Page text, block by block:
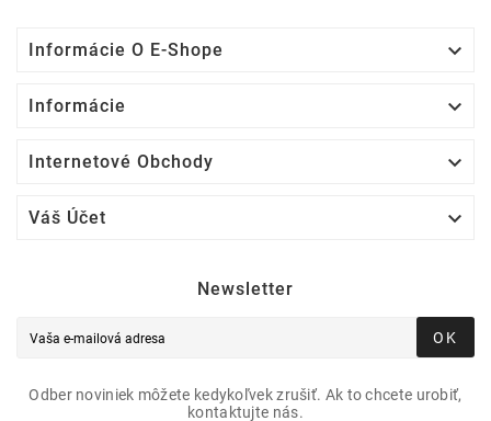
Informácie O E-Shope 
Informácie 
Internetové Obchody 
Váš Účet 
Newsletter
OK
Odber noviniek môžete kedykoľvek zrušiť. Ak to chcete urobiť,
kontaktujte nás.